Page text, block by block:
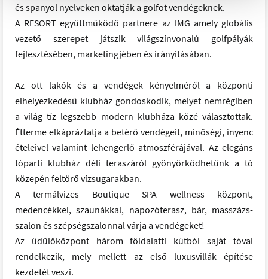
és spanyol nyelveken oktatják a golfot vendégeknek.
A RESORT együttműködő partnere az IMG amely globális
vezető szerepet játszik világszínvonalú golfpályák
fejlesztésében, marketingjében és irányításában.
Az ott lakók és a vendégek kényelméről a központi
elhelyezkedésű klubház gondoskodik, melyet nemrégiben
a világ tíz legszebb modern klubháza közé választottak.
Étterme elkápráztatja a betérő vendégeit, minőségi, ínyenc
ételeivel valamint lehengerlő atmoszférájával. Az elegáns
tóparti klubház déli teraszáról gyönyörködhetünk a tó
közepén feltörő vízsugarakban.
A termálvizes Boutique SPA wellness központ,
medencékkel, szaunákkal, napozóterasz, bár, masszázs-
szalon és szépségszalonnal várja a vendégeket!
Az üdülőközpont három földalatti kútból saját tóval
rendelkezik, mely mellett az első luxusvillák építése
kezdetét veszi.